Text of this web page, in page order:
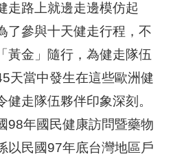
走路上就邊走邊模仿起
了參與十天健走行程，不
黃金」隨行，為健走隊伍
天當中發生在這些歐洲健
走隊伍夥伴印象深刻。
98年國民健康訪問暨藥物
以民國97年底台灣地區戶